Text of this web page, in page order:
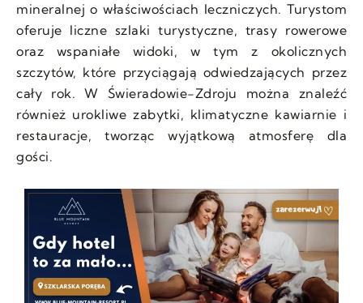
mineralnej o właściwościach leczniczych. Turystom
oferuje liczne szlaki turystyczne, trasy rowerowe
oraz wspaniałe widoki, w tym z okolicznych
szczytów, które przyciągają odwiedzających przez
cały rok. W Świeradowie-Zdroju można znaleźć
również urokliwe zabytki, klimatyczne kawiarnie i
restauracje, tworząc wyjątkową atmosferę dla
gości.